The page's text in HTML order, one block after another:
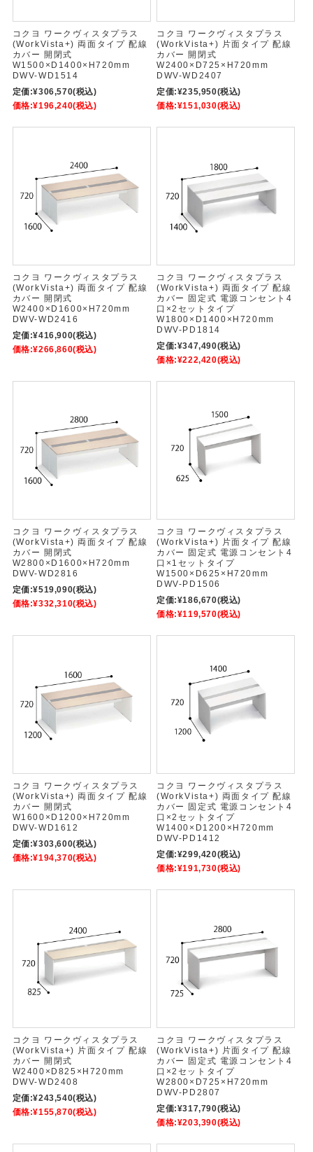
コクヨ ワークヴィスタプラス
(WorkVista+) 両面タイプ 配線
カバー 開閉式
W1500×D1400×H720mm
DWV-WD1514
定価:¥306,570(税込)
価格:¥196,240(税込)
コクヨ ワークヴィスタプラス
(WorkVista+) 片面タイプ 配線
カバー 開閉式
W2400×D725×H720mm
DWV-WD2407
定価:¥235,950(税込)
価格:¥151,030(税込)
コクヨ ワークヴィスタプラス
(WorkVista+) 両面タイプ 配線
カバー 開閉式
W2400×D1600×H720mm
DWV-WD2416
定価:¥416,900(税込)
価格:¥266,860(税込)
コクヨ ワークヴィスタプラス
(WorkVista+) 両面タイプ 配線
カバー 固定式 電源コンセント4
口×2セットタイプ
W1800×D1400×H720mm
DWV-PD1814
定価:¥347,490(税込)
価格:¥222,420(税込)
コクヨ ワークヴィスタプラス
(WorkVista+) 両面タイプ 配線
カバー 開閉式
W2800×D1600×H720mm
DWV-WD2816
定価:¥519,090(税込)
価格:¥332,310(税込)
コクヨ ワークヴィスタプラス
(WorkVista+) 片面タイプ 配線
カバー 固定式 電源コンセント4
口×1セットタイプ
W1500×D625×H720mm
DWV-PD1506
定価:¥186,670(税込)
価格:¥119,570(税込)
コクヨ ワークヴィスタプラス
(WorkVista+) 両面タイプ 配線
カバー 開閉式
W1600×D1200×H720mm
DWV-WD1612
定価:¥303,600(税込)
価格:¥194,370(税込)
コクヨ ワークヴィスタプラス
(WorkVista+) 両面タイプ 配線
カバー 固定式 電源コンセント4
口×2セットタイプ
W1400×D1200×H720mm
DWV-PD1412
定価:¥299,420(税込)
価格:¥191,730(税込)
コクヨ ワークヴィスタプラス
(WorkVista+) 片面タイプ 配線
カバー 開閉式
W2400×D825×H720mm
DWV-WD2408
定価:¥243,540(税込)
価格:¥155,870(税込)
コクヨ ワークヴィスタプラス
(WorkVista+) 片面タイプ 配線
カバー 固定式 電源コンセント4
口×2セットタイプ
W2800×D725×H720mm
DWV-PD2807
定価:¥317,790(税込)
価格:¥203,390(税込)